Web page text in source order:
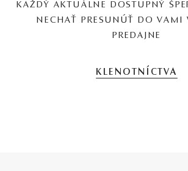
KAŽDÝ AKTUÁLNE DOSTUPNÝ
NECHAŤ PRESUNÚŤ DO VAMI
PREDAJNE
KLENOTNÍCTVA